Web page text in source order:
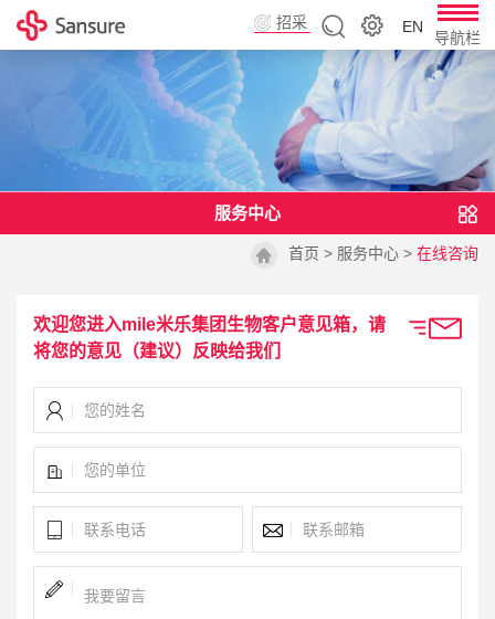
EN
招采
导航栏
服务中心
首页 > 服务中心 > 在线咨询
欢迎您进入mile米乐集团生物客户意见箱，请
将您的意见（建议）反映给我们